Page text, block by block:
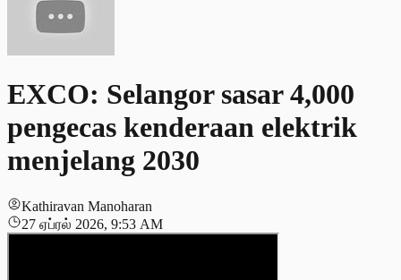
EXCO: Selangor sasar 4,000
pengecas kenderaan elektrik
menjelang 2030
Kathiravan Manoharan
27 ஏப்ரல் 2026, 9:53 AM